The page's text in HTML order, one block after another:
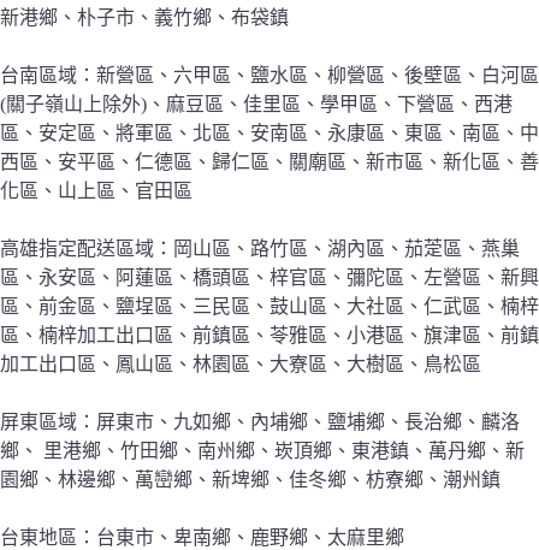
新港鄉、朴子市、義竹鄉、布袋鎮
台南區域：新營區、六甲區、鹽水區、柳營區、後壁區、白河區
(關子嶺山上除外)、麻豆區、佳里區、學甲區、下營區、西港
區、安定區、將軍區、北區、安南區、永康區、東區、南區、中
西區、安平區、仁德區、歸仁區、關廟區、新市區、新化區、善
化區、山上區、官田區
高雄指定配送區域：岡山區、路竹區、湖內區、茄萣區、燕巢
區、永安區、阿蓮區、橋頭區、梓官區、彌陀區、左營區、新興
區、前金區、鹽埕區、三民區、鼓山區、大社區、仁武區、楠梓
區、楠梓加工出口區、前鎮區、苓雅區、小港區、旗津區、前鎮
加工出口區、鳳山區、林園區、大寮區、大樹區、鳥松區
屏東區域：屏東市、九如鄉、內埔鄉、鹽埔鄉、長治鄉、麟洛
鄉、 里港鄉、竹田鄉、南州鄉、崁頂鄉、東港鎮、萬丹鄉、新
園鄉、林邊鄉、萬巒鄉、新埤鄉、佳冬鄉、枋寮鄉、潮州鎮
台東地區：台東市、卑南鄉、鹿野鄉、太麻里鄉